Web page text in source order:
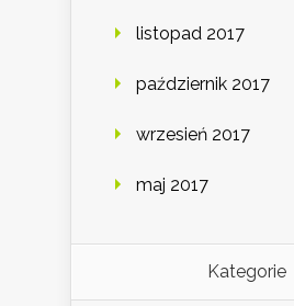
listopad 2017
październik 2017
wrzesień 2017
maj 2017
Kategorie